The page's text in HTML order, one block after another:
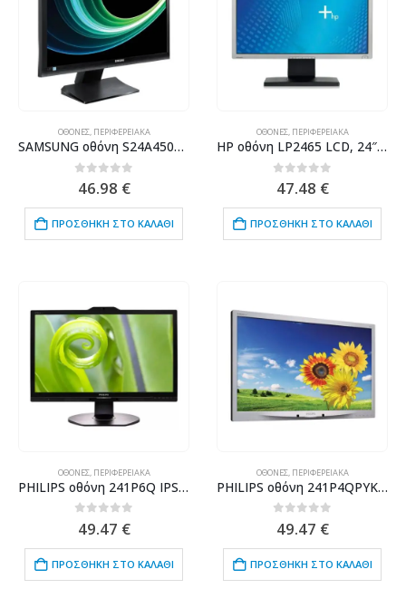
ΟΘΌΝΕΣ, ΠΕΡΙΦΕΡΕΙΑΚΆ
SAMSUNG οθόνη S24A450BW LΕD, 24″ 1920x1200px, VGA/DVI, Grade B
out of 5
46.98 €
ΠΡΟΣΘΉΚΗ ΣΤΟ ΚΑΛΆΘΙ
ΟΘΌΝΕΣ, ΠΕΡΙΦΕΡΕΙΑΚΆ
HP οθόνη LP2465 LCD, 24″ 1920x1200px, DVI, Grade B
out of 5
47.48 €
ΠΡΟΣΘΉΚΗ ΣΤΟ ΚΑΛΆΘΙ
ΟΘΌΝΕΣ, ΠΕΡΙΦΕΡΕΙΑΚΆ
PHILIPS οθόνη 241P6Q IPS-LED, 23.8″ Full HD, VGA/DVI/DisplayPort/HDMI, Cam, Grade B
out of 5
49.47 €
ΠΡΟΣΘΉΚΗ ΣΤΟ ΚΑΛΆΘΙ
ΟΘΌΝΕΣ, ΠΕΡΙΦΕΡΕΙΑΚΆ
PHILIPS οθόνη 241P4QPYKES LED, 24″ Full HD, VGA/DVI/DisplayPort, χωρίς βάση, Grade B
out of 5
49.47 €
ΠΡΟΣΘΉΚΗ ΣΤΟ ΚΑΛΆΘΙ